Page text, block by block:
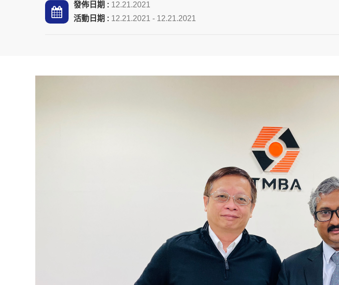
發佈日期 : 12.21.2021
活動日期 : 12.21.2021 - 12.21.2021